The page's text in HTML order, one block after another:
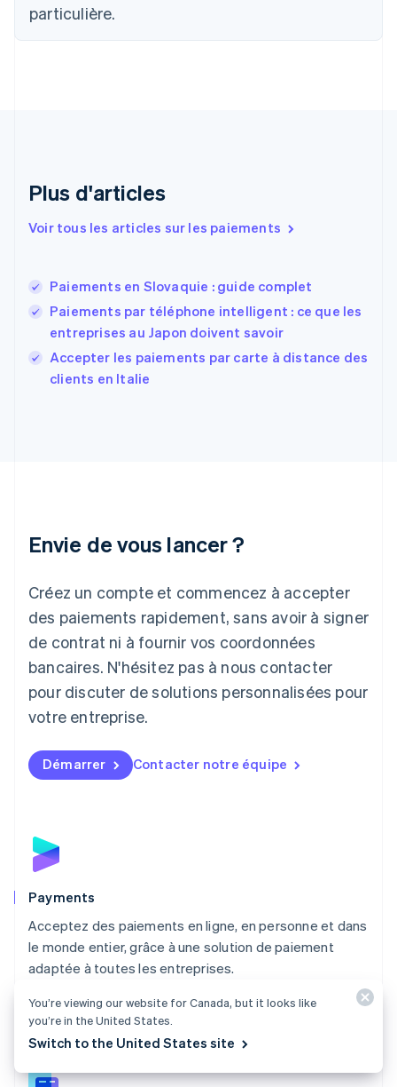
particulière.
Plus d'articles
Voir tous les articles sur les paiements
Paiements en Slovaquie : guide complet
Paiements par téléphone intelligent : ce que les
entreprises au Japon doivent savoir
Accepter les paiements par carte à distance des
clients en Italie
Envie de vous lancer ?
Créez un compte et commencez à accepter
des paiements rapidement, sans avoir à signer
de contrat ni à fournir vos coordonnées
bancaires. N'hésitez pas à nous contacter
pour discuter de solutions personnalisées pour
votre entreprise.
Démarrer Contacter notre équipe
Payments
Acceptez des paiements en ligne, en personne et dans
le monde entier, grâce à une solution de paiement
adaptée à toutes les entreprises.
Découvrir Payments
Chypre
Croatie
Estonie
États-Unis
EnglishSvenska
FrançaisEnglish
Gibraltar
English
Grèce
Japon
Lettonie
English
Liechtenstein
DeutschEnglish
Lituanie
Luxembourg
FrançaisDeutschEnglish
English简体中文
Malte
Norvège
English
English
NederlandsEnglish
Pologne
English
PortuguêsEnglish
RAS de Hong Kong, Chine
English 简体中文
English
You’re viewing our website for Canada, but it looks like
you’re in the United States.
Switch to the United States site